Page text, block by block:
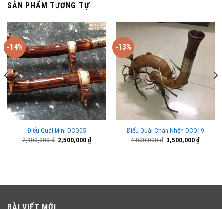
SẢN PHẨM TƯƠNG TỰ
-14%
Điếu Quái Mini DCQ05
2,900,000₫ Giá
gốc
2,500,000₫Giá
-13%
Điếu Quái Chân Nhện DCQ19
4,000,000₫ Giá
gốc
3,500,000₫Giá
BÀI VIẾT MỚI